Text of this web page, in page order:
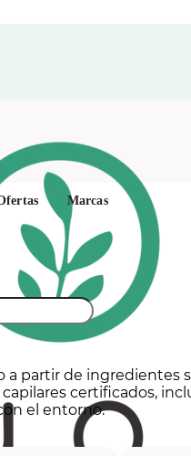
Marcas
a partir de ingredientes
certificados,
el entorno.